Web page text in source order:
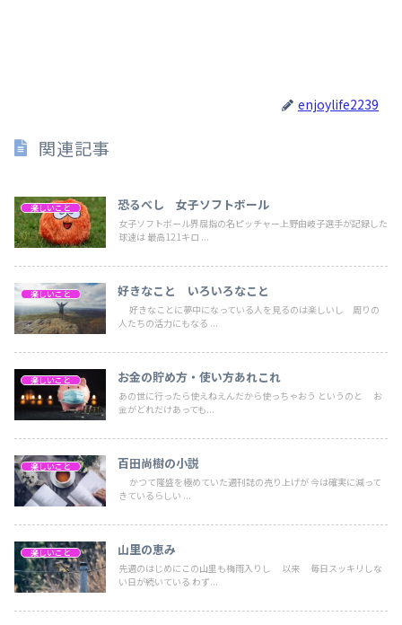
enjoylife2239
関連記事
楽しいこと 恐るべし 女子ソフトボール
女子ソフトボール界屈指の名ピッチャー上野由岐子選手が記録した
球速は 最高121キロ ...
楽しいこと 好きなこと いろいろなこと
好きなことに夢中になっている人を見るのは楽しいし 周りの
人たちの活力にもなる ...
楽しいこと お金の貯め方・使い方あれこれ
あの世に行ったら使えねえんだから使っちゃおう というのと お
金がどれだけあっても...
楽しいこと 百田尚樹の小説
かつて隆盛を極めていた週刊誌の売り上げが 今は確実に減って
きているらしい ...
楽しいこと 山里の恵み
先週のはじめにこの山里も梅雨入りし 以来 毎日スッキリしな
い日が続いている わず...